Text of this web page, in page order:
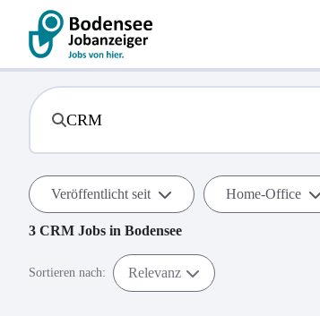
Veröffentlicht seit Home-Office
3 CRM Jobs in Bodensee
Sortieren nach: Relevanz